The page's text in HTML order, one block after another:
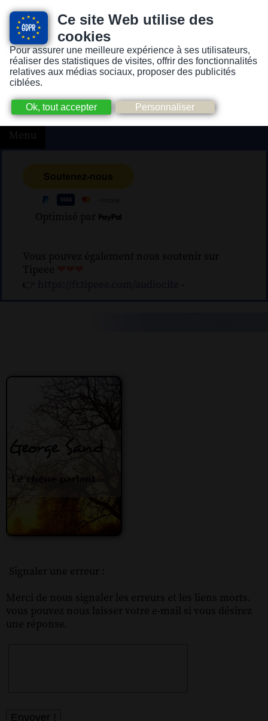
Ce site Web utilise des
cookies
Pour assurer une meilleure expérience à ses utilisateurs,
réaliser des statistiques de visites, offrir des fonctionnalités
relatives aux médias sociaux, proposer des publicités
ciblées.
Version pour personnes mal-voyantes ou non-voyantes
Menu
Optimisé par
Vous pouvez également nous soutenir sur
Tipeee
👉
-
Signaler une erreur :
Merci de nous signaler les erreurs et les liens morts.
vous pouvez nous laisser votre e-mail si vous désirez
une réponse.